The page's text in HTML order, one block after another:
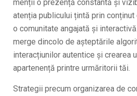
menții o prezență constantă și
atenția publicului țintă prin
o comunitate angajată și
merge dincolo de așteptările
interacțiunilor autentice și crearea
apartenență printre urmăritorii tăi.
Strategii precum organizarea de